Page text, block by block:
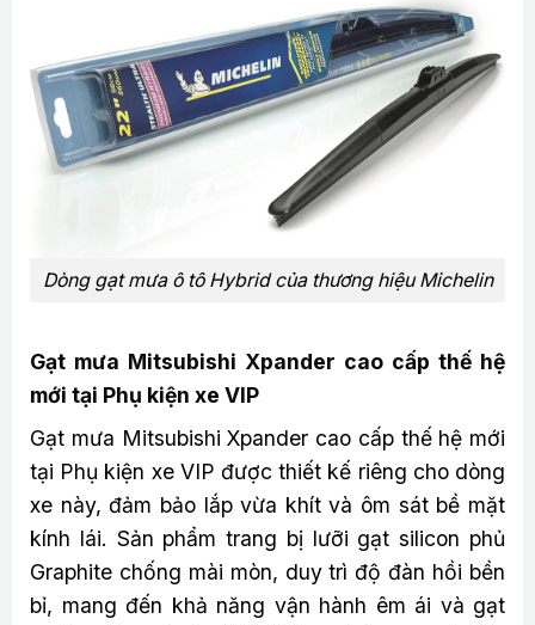
Dòng gạt mưa ô tô Hybrid của thương hiệu Michelin
Gạt mưa Mitsubishi Xpander cao cấp thế hệ
mới tại Phụ kiện xe VIP
Gạt mưa Mitsubishi Xpander cao cấp thế hệ mới
tại Phụ kiện xe VIP được thiết kế riêng cho dòng
xe này, đảm bảo lắp vừa khít và ôm sát bề mặt
kính lái. Sản phẩm trang bị lưỡi gạt silicon phủ
Graphite chống mài mòn, duy trì độ đàn hồi bền
bỉ, mang đến khả năng vận hành êm ái và gạt